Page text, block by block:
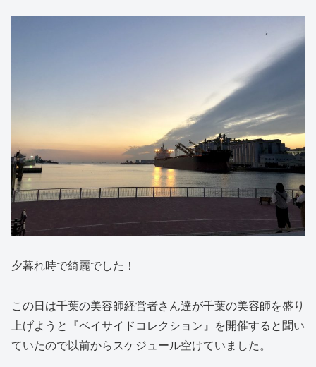
夕暮れ時で綺麗でした！
この日は千葉の美容師経営者さん達が千葉の美容師を盛り
上げようと『ベイサイドコレクション』を開催すると聞い
ていたので以前からスケジュール空けていました。